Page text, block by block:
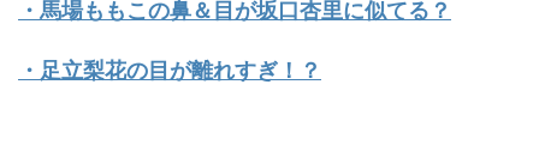
・馬場ももこの鼻＆目が坂口杏里に似てる？
・足立梨花の目が離れすぎ！？